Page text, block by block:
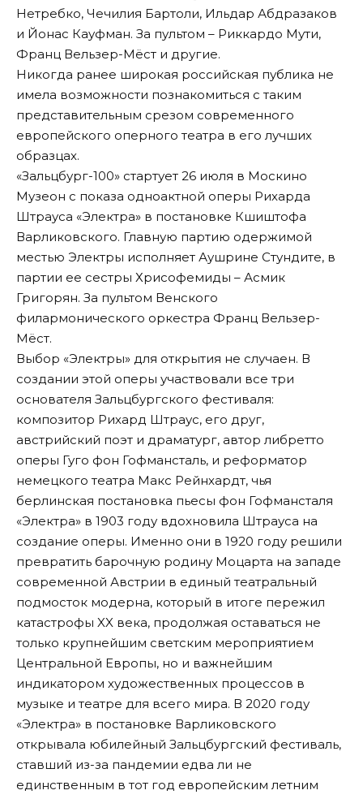
Нетребко, Чечилия Бартоли, Ильдар Абдразаков
и Йонас Кауфман. За пультом – Риккардо Мути,
Франц Вельзер-Мёст и другие.
Никогда ранее широкая российская публика не
имела возможности познакомиться с таким
представительным срезом современного
европейского оперного театра в его лучших
образцах.
«Зальцбург-100» стартует 26 июля в Москино
Музеон с показа одноактной оперы Рихарда
Штрауса «Электра» в постановке Кшиштофа
Варликовского. Главную партию одержимой
местью Электры исполняет Аушрине Стундите, в
партии ее сестры Хрисофемиды – Асмик
Григорян. За пультом Венского
филармонического оркестра Франц Вельзер-
Мёст.
Выбор «Электры» для открытия не случаен. В
создании этой оперы участвовали все три
основателя Зальцбургского фестиваля:
композитор Рихард Штраус, его друг,
австрийский поэт и драматург, автор либретто
оперы Гуго фон Гофмансталь, и реформатор
немецкого театра Макс Рейнхардт, чья
берлинская постановка пьесы фон Гофмансталя
«Электра» в 1903 году вдохновила Штрауса на
создание оперы. Именно они в 1920 году решили
превратить барочную родину Моцарта на западе
современной Австрии в единый театральный
подмосток модерна, который в итоге пережил
катастрофы XX века, продолжая оставаться не
только крупнейшим светским мероприятием
Центральной Европы, но и важнейшим
индикатором художественных процессов в
музыке и театре для всего мира. В 2020 году
«Электра» в постановке Варликовского
открывала юбилейный Зальцбургский фестиваль,
ставший из-за пандемии едва ли не
единственным в тот год европейским летним